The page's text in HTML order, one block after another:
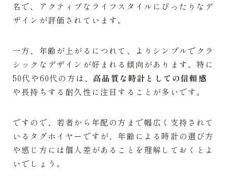
名で、アクティブなライフスタイルにぴったりなデ
ザインが評価されています。
一方、年齢が上がるにつれて、よりシンプルでクラ
シックなデザインが好まれる傾向があります。特に
50代や60代の方は、高品質な時計としての信頼感
や長持ちする耐久性に注目することが多いです。
ですので、若者から年配の方まで幅広く支持されて
いるタグホイヤーですが、年齢による時計の選び方
や感じ方には個人差があることを理解しておくとよ
いでしょう。